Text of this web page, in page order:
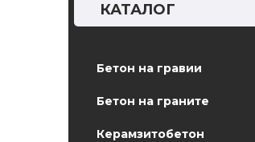
КАТАЛОГ
Бетон на гравии
Бетон на граните
Керамзитобетон